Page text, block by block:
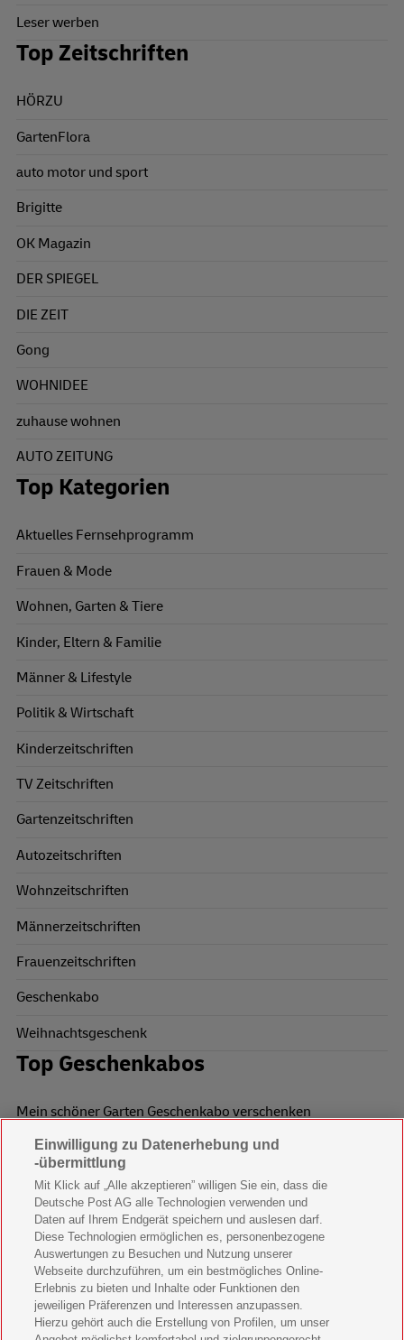
Leser werben
Top Zeitschriften
HÖRZU
GartenFlora
auto motor und sport
Brigitte
OK Magazin
DER SPIEGEL
DIE ZEIT
Gong
WOHNIDEE
zuhause wohnen
AUTO ZEITUNG
Top Kategorien
Aktuelles Fernsehprogramm
Frauen & Mode
Wohnen, Garten & Tiere
Kinder, Eltern & Familie
Männer & Lifestyle
Politik & Wirtschaft
Kinderzeitschriften
TV Zeitschriften
Gartenzeitschriften
Autozeitschriften
Wohnzeitschriften
Männerzeitschriften
Frauenzeitschriften
Geschenkabo
Weihnachtsgeschenk
Top Geschenkabos
Mein schöner Garten Geschenkabo verschenken
Wohnen & Garten Geschenkabo verschenken
Mein schönes Land Geschenkabo verschenken
Bild der Frau Geschenkabo verschenken
11 Freunde Geschenkabo verschenken
LEGO Ninjago Magazin Geschenkabo verschenken
Brigitte Geschenkabo verschenken
Einwilligung zu Datenerhebung und
-übermittlung
Mit Klick auf „Alle akzeptieren” willigen Sie ein, dass die
Deutsche Post AG alle Technologien verwenden und
Daten auf Ihrem Endgerät speichern und auslesen darf.
Diese Technologien ermöglichen es, personenbezogene
Auswertungen zu Besuchen und Nutzung unserer
Webseite durchzuführen, um ein bestmögliches Online-
Erlebnis zu bieten und Inhalte oder Funktionen den
jeweiligen Präferenzen und Interessen anzupassen.
Hierzu gehört auch die Erstellung von Profilen, um unser